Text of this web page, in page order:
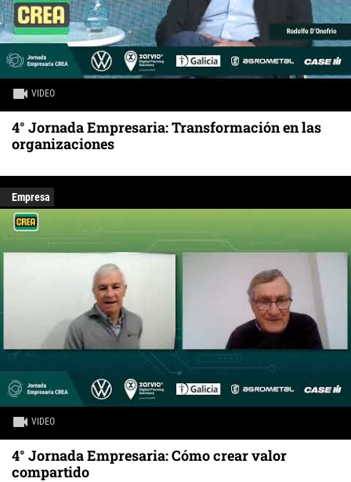
VIDEO
4° Jornada Empresaria: Transformación en las
organizaciones
VIDEO
Empresa
4° Jornada Empresaria: Cómo crear valor
compartido